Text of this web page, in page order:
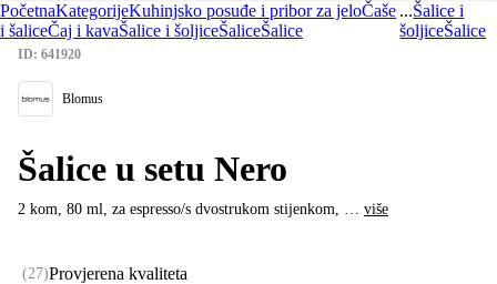
PočetnaKategorijeKuhinjsko posuđe i pribor za jeloČaše
i šaliceČaj i kavaŠalice i šoljiceŠaliceŠalice
...Šalice i
šoljiceŠalice
ID: 641920
Blomus
Šalice u setu Nero
2 kom, 80 ml, za espresso/s dvostrukom stijenkom, … više
(27)Provjerena kvaliteta